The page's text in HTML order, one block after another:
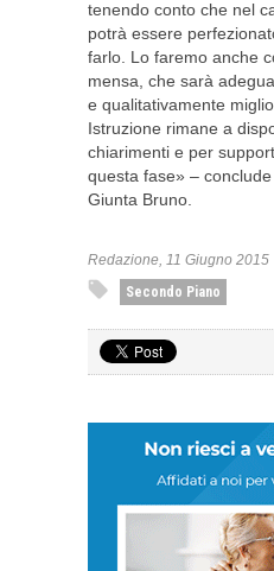
tenendo conto che nel
potrà essere
farlo. Lo faremo anche
mensa, che sarà
e qualitativamente
Istruzione rimane a
chiarimenti e per
questa fase» – conclude
Giunta Bruno.
Redazione, 11 Giugno 2015
Secondo Piano